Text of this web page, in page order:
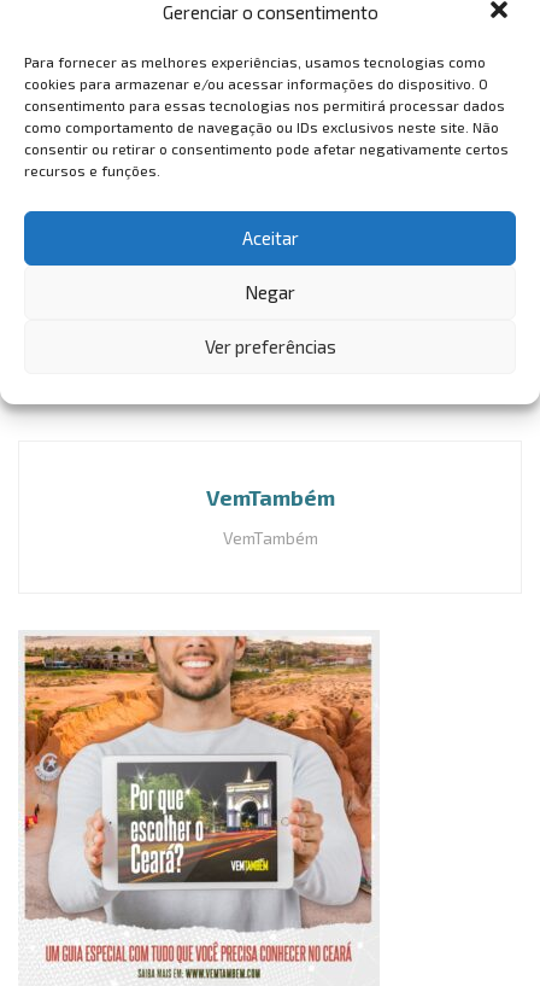
Gerenciar o consentimento
Para fornecer as melhores experiências, usamos tecnologias como
cookies para armazenar e/ou acessar informações do dispositivo. O
consentimento para essas tecnologias nos permitirá processar dados
como comportamento de navegação ou IDs exclusivos neste site. Não
consentir ou retirar o consentimento pode afetar negativamente certos
recursos e funções.
Aceitar
Negar
Ver preferências
Estados Unidos, e percorrerá os sete continentes, mais
Antes de atracar em Fortaleza, o Cruzeiro passou por
países como México e Barbados. A expectativa de partida
é às 18h, quando o navio seguirá para os estados de
De saída do Brasil, o Serenade Of The Seas ainda terá
paradas em Uruguai e na Argentina.
VemTambém
VemTambém